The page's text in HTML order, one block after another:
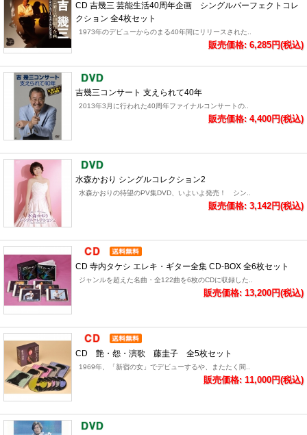
CD 吉幾三 芸能生活40周年企画 シングルパーフェクトコレ
クション 全4枚セット
1973年のデビューからのまる40年間にリリースされた..
販売価格: 6,285円(税込)
吉幾三コンサート 支えられて40年
2013年3月に行われた40周年ファイナルコンサートの..
販売価格: 4,400円(税込)
水森かおり シングルコレクション2
水森かおりの待望のPV集DVD、いよいよ発売！ シン..
販売価格: 3,142円(税込)
CD 寺内タケシ エレキ・ギター全集 CD-BOX 全6枚セット
ジャンルを超えた名曲・全122曲を6枚のCDに収録した..
販売価格: 13,200円(税込)
CD 艶・怨・演歌 藤圭子 全5枚セット
1969年、「新宿の女」でデビューするや、またたく間..
販売価格: 11,000円(税込)